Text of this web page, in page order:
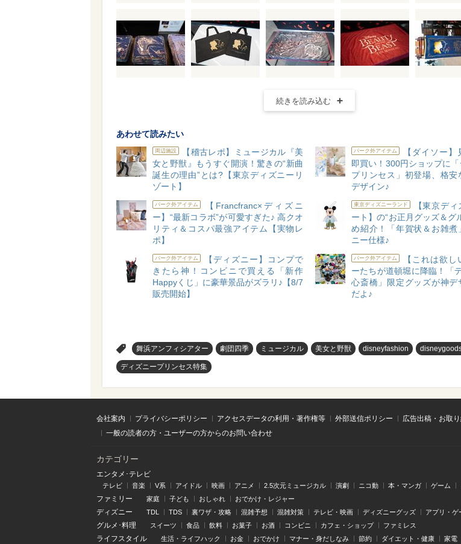
続きを読み込む
あわせて読みたい
周辺施設
【稽古レポ】ミュージカル『美
女と野獣』もうすぐ開演！驚きの“新曲
誕生の理由”とは?【東京ディズニーリ
ゾート】
パーク外アイテム
【ダイソー】
即買い！300円ショップに
プリンセス」初登場、格安
デザイン♪
パーク外アイテム
【Francfranc×ディズニ
ー】“最新コラボ”が可愛すぎた♪ 高クオ
リティ＆コスパ最強アイテム【実物レ
ポ】
東京ディズニーランド
【東京デ
ート】の“お正月グッズ＆グ
め紹介！「年賀状＆お雑煮
ニー仕様♪
パーク外アイテム
【ディズニー】コンプで
きたら神！コンビニで買える「新作
Happyくじ」に豪華景品がズラリ♪【8/7
販売開始】
パーク外アイテム
【これは欲
ーたちが道頓堀に降臨！「
心斎橋」限定グッズが神デ
だよ♪
舞浜アンフィシアター 劇団四季 ミュージカル 美女と野獣 disneyfashion
ディズニープリンセス特集
会社案内 プライバシーポリシー アクセスデータの利用・著作権等 外部送信ポリシー
広告出稿・お取
一般の読者の方・ユーザーの方からのお問い合わせ
カテゴリー
エンタメ･テレビ
テレビ 音楽 V系 アイドル 映画 アニメ 2.5次元ミュージカル 演劇 ニコ動 本・マンガ ゲーム
ファミリー 家庭 子ども おしゃれ おでかけ・レジャー
ディズニー TDL TDS 裏ワザ・攻略 混雑予想 混雑対策 テレビ・映画 ディズニーグッズ アプリ・ゲ
グルメ･料理 スイーツ 食品 飲料 お菓子 お酒 コンビニ カフェ・ショップ ファミレス
ライフスタイル 生活・ライフハック お金 おでかけ マナー・身だしなみ 節約 ダイエット・健康 家電